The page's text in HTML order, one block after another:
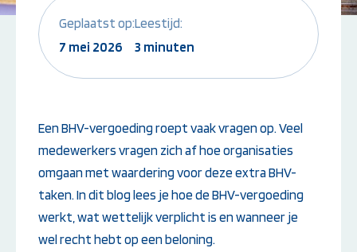
Instructeur worden:
Opleiding EHBO-instructeur
Opleiding BLS-instructeur
Herhalingscursus PBLS- en
BLS-instructeur
Bekijk alle
instructeursopleidingen
Overige
Beheerder
Geplaatst op:
7 mei 2026
Leestijd:
3 minuten
Een BHV-vergoeding roept vaak vragen op. Veel
medewerkers vragen zich af hoe organisaties
omgaan met waardering voor deze extra BHV-
taken. In dit blog lees je hoe de BHV-vergoeding
werkt, wat wettelijk verplicht is en wanneer je
wel recht hebt op een beloning.